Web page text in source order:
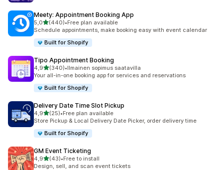
Meety: Appointment Booking App
5,0/ 5 tähteä
(440)
440 arvostelua yhteensä
•Free plan available
Schedule appointments, make booking easy with event calendar
Built for Shopify
Tipo Appointment Booking
4,9/ 5 tähteä
(340)
340 arvostelua yhteensä
•Ilmainen sopimus saatavilla
Your all-in-one booking app for services and reservations
Built for Shopify
Delivery Date Time Slot Pickup
4,9/ 5 tähteä
(25)
25 arvostelua yhteensä
•Free plan available
Store Pickup & Local Delivery Date Picker, order delivery time
Built for Shopify
GM Event Ticketing
4,9/ 5 tähteä
(43)
43 arvostelua yhteensä
•Free to install
Design, sell, and scan event tickets